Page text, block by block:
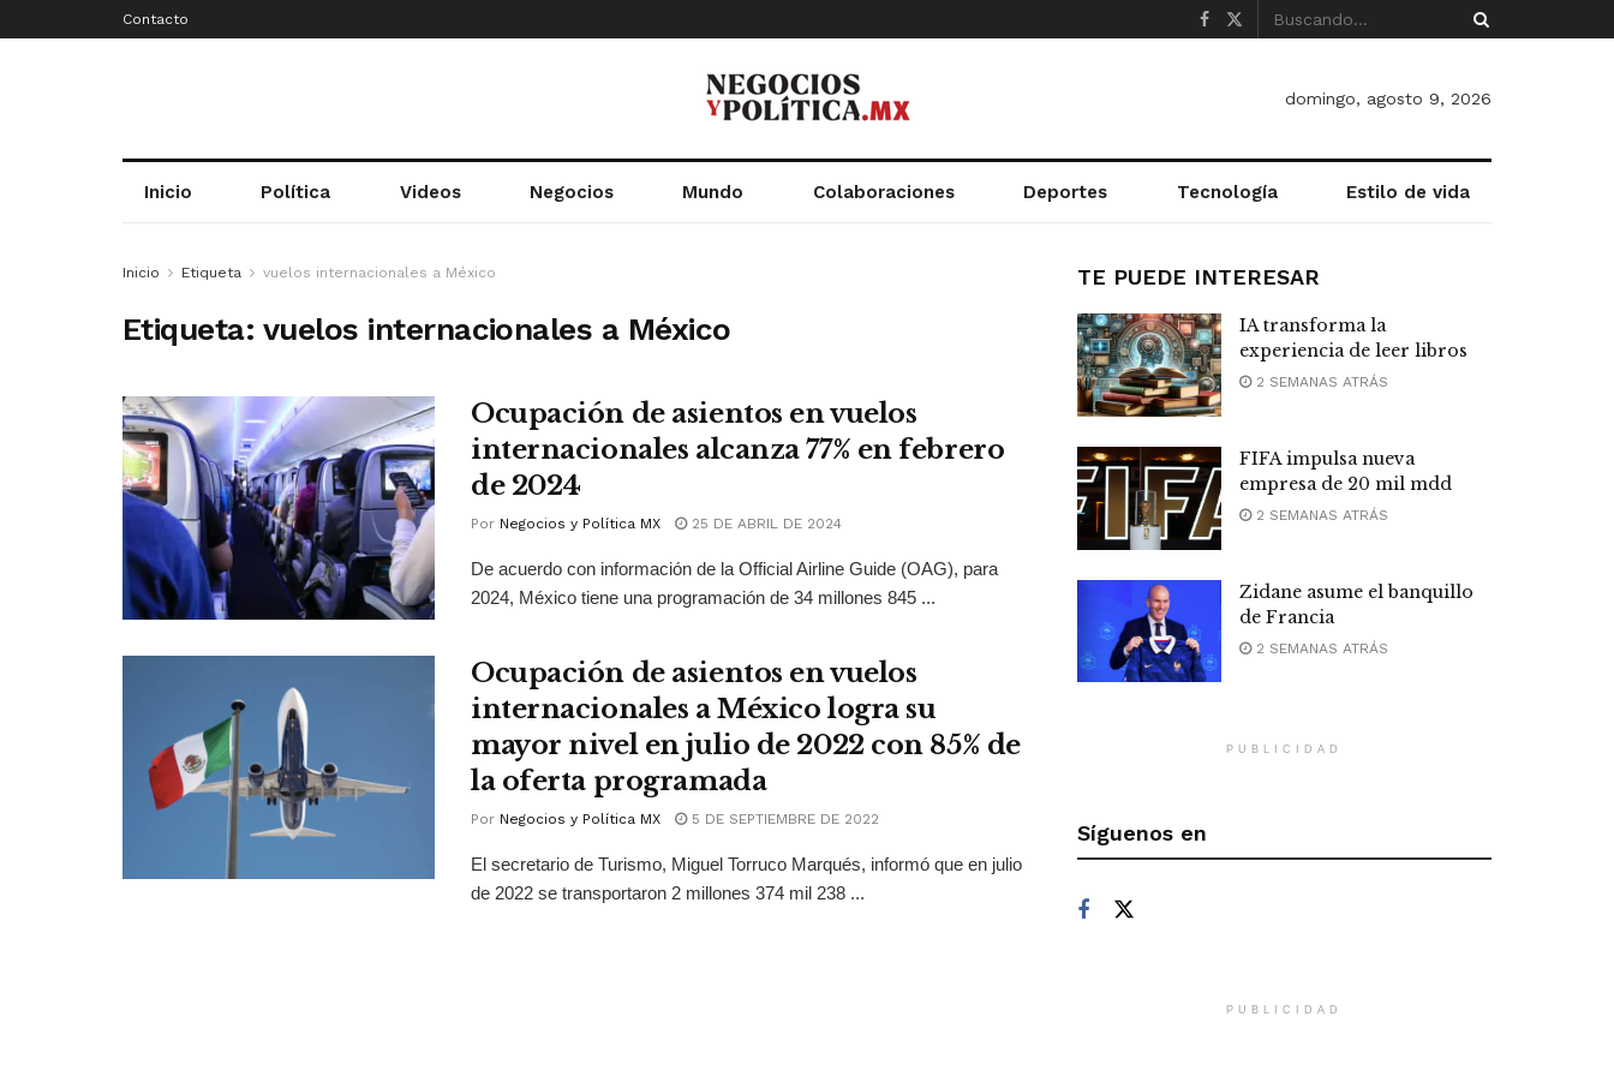
Contacto
domingo, agosto 9, 2026
Inicio Política Videos Negocios Mundo Colaboraciones Deportes Tecnología Estilo de vida
Inicio Etiqueta vuelos internacionales a México
Etiqueta: vuelos internacionales a México
Ocupación de asientos en vuelos
internacionales alcanza 77% en febrero
de 2024
Por Negocios y Política MX 25 DE ABRIL DE 2024
De acuerdo con información de la Official Airline Guide (OAG), para
2024, México tiene una programación de 34 millones 845 ...
Ocupación de asientos en vuelos
internacionales a México logra su
mayor nivel en julio de 2022 con 85% de
la oferta programada
Por Negocios y Política MX 5 DE SEPTIEMBRE DE 2022
El secretario de Turismo, Miguel Torruco Marqués, informó que en julio
de 2022 se transportaron 2 millones 374 mil 238 ...
TE PUEDE INTERESAR
IA transforma la
experiencia de leer libros
2 SEMANAS ATRÁS
FIFA impulsa nueva
empresa de 20 mil mdd
2 SEMANAS ATRÁS
Zidane asume el banquillo
de Francia
2 SEMANAS ATRÁS
PUBLICIDAD
Síguenos en
PUBLICIDAD